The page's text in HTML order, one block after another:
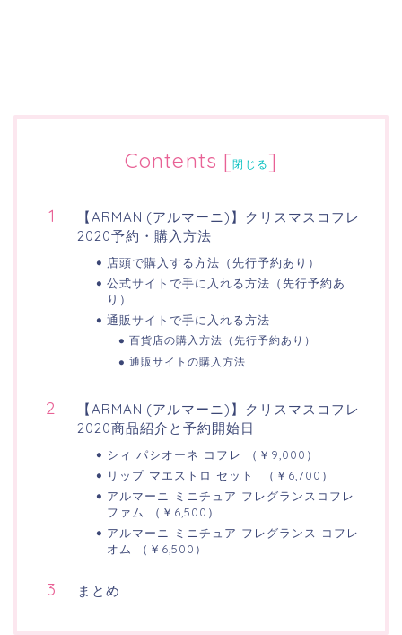
Contents [閉じる]
【ARMANI(アルマーニ)】クリスマスコフレ
2020予約・購入方法
店頭で購入する方法（先行予約あり）
公式サイトで手に入れる方法（先行予約あ
り）
通販サイトで手に入れる方法
百貨店の購入方法（先行予約あり）
通販サイトの購入方法
【ARMANI(アルマーニ)】クリスマスコフレ
2020商品紹介と予約開始日
シィ パシオーネ コフレ （￥9,000）
リップ マエストロ セット （￥6,700）
アルマーニ ミニチュア フレグランスコフレ
ファム （￥6,500）
アルマーニ ミニチュア フレグランス コフレ
オム （￥6,500）
まとめ